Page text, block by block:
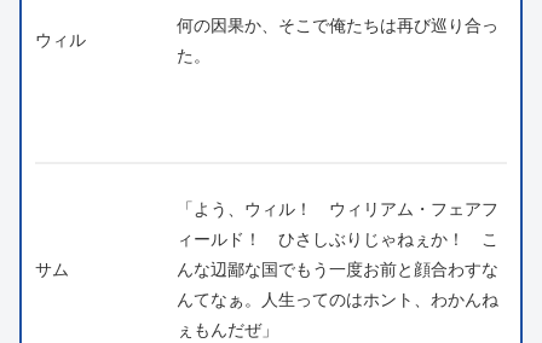
ウィル
何の因果か、そこで俺たちは再び巡り合っ
た。
サム
「よう、ウィル！ ウィリアム・フェアフ
ィールド！ ひさしぶりじゃねぇか！ こ
んな辺鄙な国でもう一度お前と顔合わすな
んてなぁ。人生ってのはホント、わかんね
ぇもんだぜ」